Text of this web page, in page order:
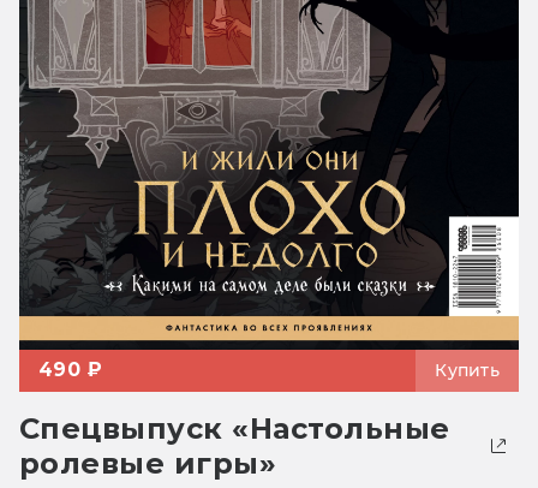
490 ₽ Купить
Спецвыпуск «Настольные
ролевые игры»